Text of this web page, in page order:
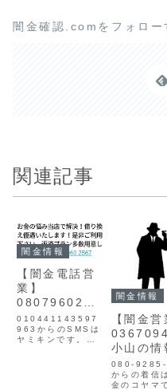
闇金確認.comをフォロー
関連記事
闇金情報
【闇金電話営
業】
0807960256
7の情報
010441143597
963からのSMSは
ヤミキンです。お
闇金情報
【闇金営
小山の情
【迷惑電
080-9285-
からの着信
金のコヤマ